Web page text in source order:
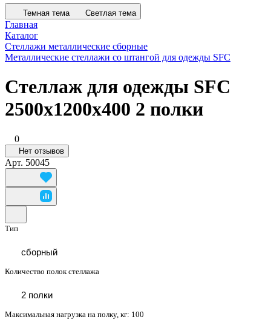
Темная тема Светлая тема
Главная
Каталог
Стеллажи металлические сборные
Металлические стеллажи со штангой для одежды SFC
Стеллаж для одежды SFC
2500х1200х400 2 полки
0
Нет отзывов
Арт. 50045
Тип
сборный
Количество полок стеллажа
2 полки
Максимальная нагрузка на полку, кг: 100